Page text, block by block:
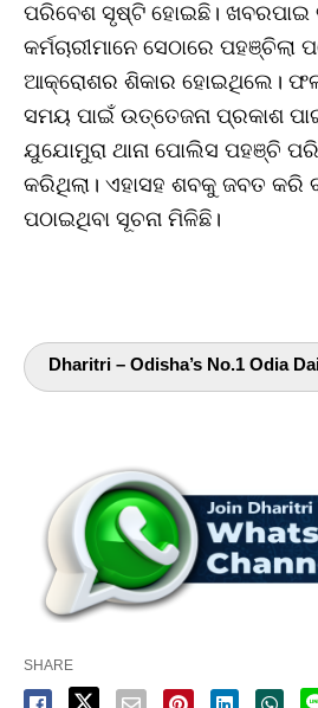
ପରିବେଶ ସୃଷ୍ଟି ହୋଇଛି। ଖବରପାଇ
କର୍ମଚାରୀମାନେ ସେଠାରେ
ଆକ୍ରୋଶର ଶିକାର ହୋଇଥିଲେ।
ସମୟ ପାଇଁ ଉତ୍ତେଜନା ପ୍ରକାଶ
ଯୁଯୋମୁରା ଥାନା ପୋଲିସ ପହଞ୍ଚି
କରିଥିଲା। ଏହାସହ ଶବକୁ ଜବତ କରି
ପଠାଇଥିବା ସୂଚନା ମିଳିଛି।
Dharitri – Odisha’s No.1 Odia
SHARE